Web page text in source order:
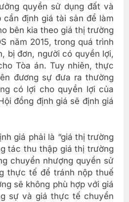
quyền sử dụng đất và
định giá tài sản để làm
bên kia theo giá thị trường
năm 2015, trong quá trình
bị đơn, người có quyền lợi,
Tòa án. Tuy nhiên, thực
đương sự đưa ra thường
có lợi cho quyền lợi của
đồng định giá sẽ định giá
giá phải là “giá thị trường
tác thu thập giá thị trường
chuyển nhượng quyền sử
thực tế để tránh nộp thuế
sẽ không phù hợp với giá
sự và giá thực tế chuyển